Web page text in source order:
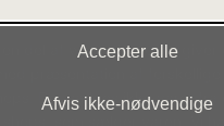
Accepter alle
Afvis ikke‑nødvendige
en del af want.dk, der udgiver
med præsentation af
Der sælges ikke varer fra